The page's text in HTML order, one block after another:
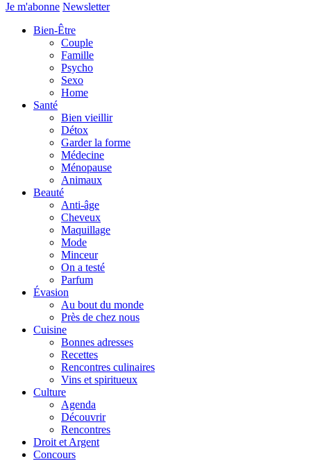
Je m'abonne Newsletter
Bien-Être
Couple
Famille
Psycho
Sexo
Home
Santé
Bien vieillir
Détox
Garder la forme
Médecine
Ménopause
Animaux
Beauté
Anti-âge
Cheveux
Maquillage
Mode
Minceur
On a testé
Parfum
Évasion
Au bout du monde
Près de chez nous
Cuisine
Bonnes adresses
Recettes
Rencontres culinaires
Vins et spiritueux
Culture
Agenda
Découvrir
Rencontres
Droit et Argent
Concours